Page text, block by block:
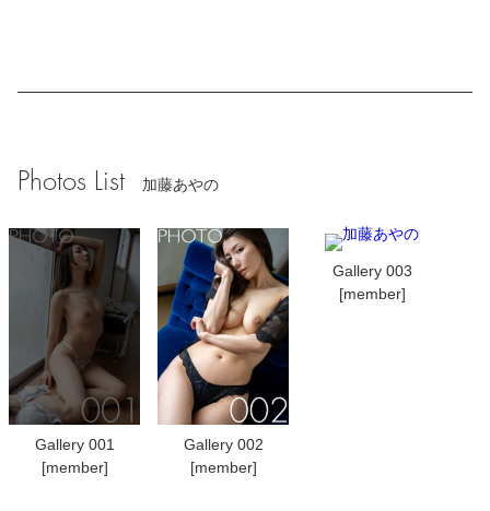
Photos List 加藤あやの
Gallery 001
[member]
Gallery 002
[member]
Gallery 003
[member]